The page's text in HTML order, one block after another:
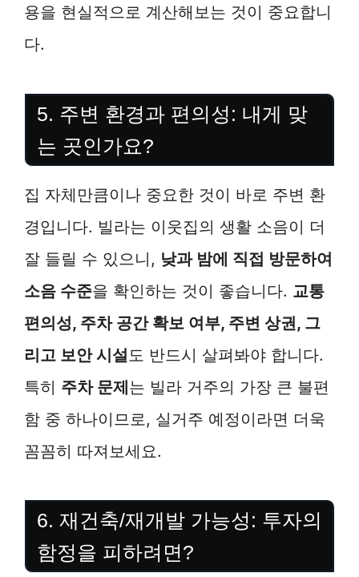
용을 현실적으로 계산해보는 것이 중요합니
다.
5. 주변 환경과 편의성: 내게 맞
는 곳인가요?
집 자체만큼이나 중요한 것이 바로 주변 환
경입니다. 빌라는 이웃집의 생활 소음이 더
잘 들릴 수 있으니, 낮과 밤에 직접 방문하여
소음 수준을 확인하는 것이 좋습니다. 교통
편의성, 주차 공간 확보 여부, 주변 상권, 그
리고 보안 시설 도 반드시 살펴봐야 합니다.
특히 주차 문제는 빌라 거주의 가장 큰 불편
함 중 하나이므로, 실거주 예정이라면 더욱
꼼꼼히 따져보세요.
6. 재건축/재개발 가능성: 투자의
함정을 피하려면?